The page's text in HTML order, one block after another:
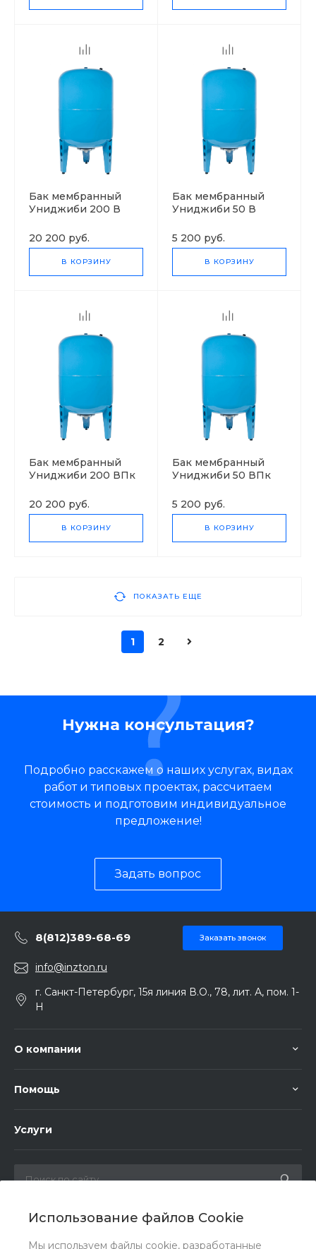
Использование файлов Cookie
Мы используем файлы cookie, разработанные
Бак мембранный
Униджиби 200 В
20 200 руб.
В КОРЗИНУ
Бак мембранный
Униджиби 50 В
5 200 руб.
В КОРЗИНУ
Бак мембранный
Униджиби 200 ВПк
20 200 руб.
В КОРЗИНУ
Бак мембранный
Униджиби 50 ВПк
5 200 руб.
В КОРЗИНУ
ПОКАЗАТЬ ЕЩЕ
1 2
Нужна консультация?
Подробно расскажем о наших услугах, видах
работ и типовых проектах, рассчитаем
стоимость и подготовим индивидуальное
предложение!
Задать вопрос
8(812)389-68-69 Заказать звонок
info@inzton.ru
г. Санкт-Петербург, 15я линия В.О., 78, лит. А, пом. 1-
Н
О компании
Помощь
Услуги